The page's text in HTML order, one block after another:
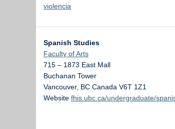
violencia
Spanish Studies
Faculty of Arts
715 – 1873 East Mall
Buchanan Tower
Vancouver, BC Canada V6T 1Z1
Website fhis.ubc.ca/undergraduate/